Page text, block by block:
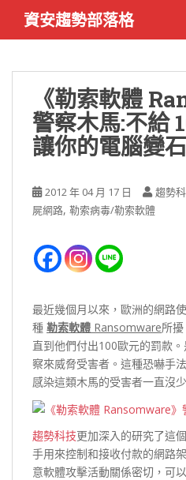
i
資安趨勢部落格
《勒索軟體
警察木馬:不給
讓你的電腦變
2012 年 04 月 17 日 趨勢
屍網路, 勒索病毒/勒索軟體
最近幾個月以來，歐洲的網路
種 勒索軟體 Ransomware所
直到他們付出100歐元的罰款
察來威脅受害者。這種恐嚇手
感染這類木馬的受害者一直沒
趨勢科技更加深入的研究了這
手用來控制和接收付款的網路
意軟體攻擊活動關係密切，可